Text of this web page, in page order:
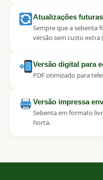
Atualizações
Sempre que a sebenta
versão sem custo extra
Versão digital para
PDF otimizado para
Versão impressa
Sebenta em formato
horta.